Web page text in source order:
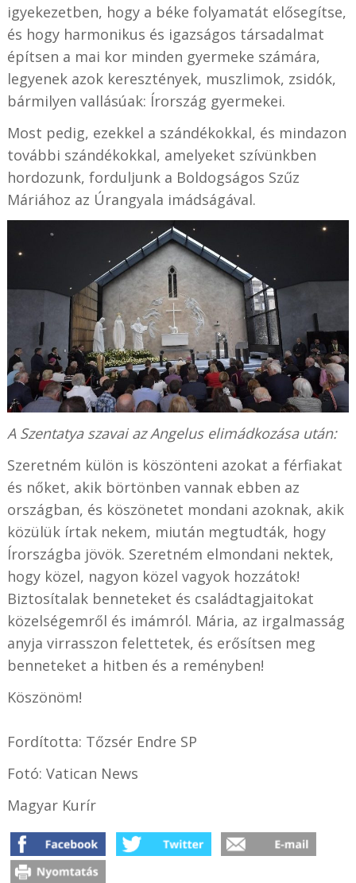
igyekezetben, hogy a béke folyamatát elősegítse,
és hogy harmonikus és igazságos társadalmat
építsen a mai kor minden gyermeke számára,
legyenek azok keresztények, muszlimok, zsidók,
bármilyen vallásúak: Írország gyermekei.
Most pedig, ezekkel a szándékokkal, és mindazon
további szándékokkal, amelyeket szívünkben
hordozunk, forduljunk a Boldogságos Szűz
Máriához az Úrangyala imádságával.
A Szentatya szavai az Angelus elimádkozása után:
Szeretném külön is köszönteni azokat a férfiakat
és nőket, akik börtönben vannak ebben az
országban, és köszönetet mondani azoknak, akik
közülük írtak nekem, miután megtudták, hogy
Írországba jövök. Szeretném elmondani nektek,
hogy közel, nagyon közel vagyok hozzátok!
Biztosítalak benneteket és családtagjaitokat
közelségemről és imámról. Mária, az irgalmasság
anyja virrasszon felettetek, és erősítsen meg
benneteket a hitben és a reményben!
Köszönöm!
Fordította: Tőzsér Endre SP
Fotó: Vatican News
Magyar Kurír